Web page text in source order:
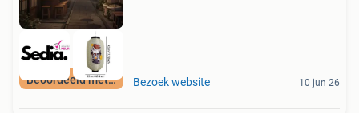
Beoordeeld met 9+ Bezoek website 10 jun 26